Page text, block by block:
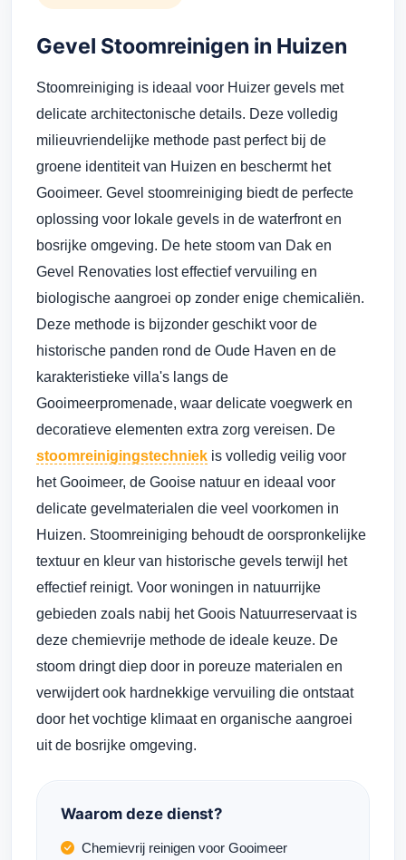
Gevel Stoomreinigen in Huizen
Stoomreiniging is ideaal voor Huizer gevels met
delicate architectonische details. Deze volledig
milieuvriendelijke methode past perfect bij de
groene identiteit van Huizen en beschermt het
Gooimeer. Gevel stoomreiniging biedt de perfecte
oplossing voor lokale gevels in de waterfront en
bosrijke omgeving. De hete stoom van Dak en
Gevel Renovaties lost effectief vervuiling en
biologische aangroei op zonder enige chemicaliën.
Deze methode is bijzonder geschikt voor de
historische panden rond de Oude Haven en de
karakteristieke villa's langs de
Gooimeerpromenade, waar delicate voegwerk en
decoratieve elementen extra zorg vereisen. De
stoomreinigingstechniek is volledig veilig voor
het Gooimeer, de Gooise natuur en ideaal voor
delicate gevelmaterialen die veel voorkomen in
Huizen. Stoomreiniging behoudt de oorspronkelijke
textuur en kleur van historische gevels terwijl het
effectief reinigt. Voor woningen in natuurrijke
gebieden zoals nabij het Goois Natuurreservaat is
deze chemievrije methode de ideale keuze. De
stoom dringt diep door in poreuze materialen en
verwijdert ook hardnekkige vervuiling die ontstaat
door het vochtige klimaat en organische aangroei
uit de bosrijke omgeving.
Waarom deze dienst?
Chemievrij reinigen voor Gooimeer